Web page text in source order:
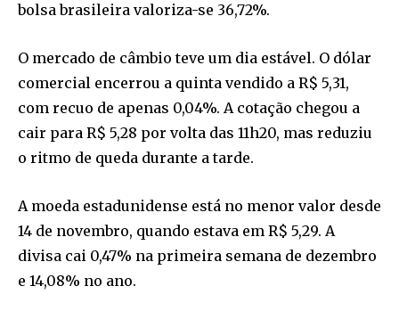
bolsa brasileira valoriza-se 36,72%.
O mercado de câmbio teve um dia estável. O dólar
comercial encerrou a quinta vendido a R$ 5,31,
com recuo de apenas 0,04%. A cotação chegou a
cair para R$ 5,28 por volta das 11h20, mas reduziu
o ritmo de queda durante a tarde.
A moeda estadunidense está no menor valor desde
14 de novembro, quando estava em R$ 5,29. A
divisa cai 0,47% na primeira semana de dezembro
e 14,08% no ano.